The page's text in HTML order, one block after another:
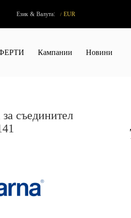
Език & Валута: / EUR
Кампании Новини
съединител